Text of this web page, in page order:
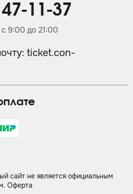
сайт не является официальным
Оферта
11-37
9:00 до 21:00
ticket.con-